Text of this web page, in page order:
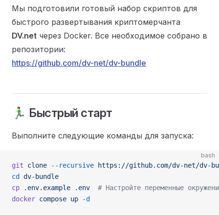
Мы подготовили готовый набор скриптов для
быстрого развертывания криптомерчанта
DV.net через Docker. Все необходимое собрано в
репозитории:
https://github.com/dv-net/dv-bundle
🏃‍♂️ Быстрый старт
Выполните следующие команды для запуска:
bash
git clone --recursive https://github.com/dv-net/dv-
cd
dv-bundle
cp .env.example .env
# Настройте переменные
docker compose up -d